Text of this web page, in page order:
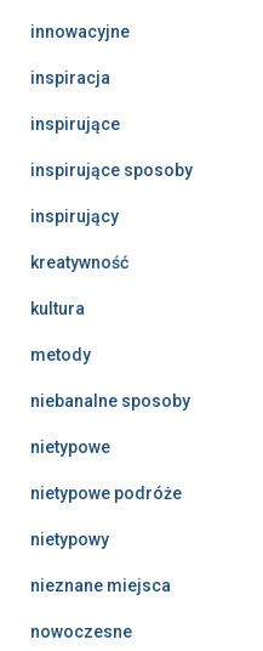
innowacyjne
inspiracja
inspirujące
inspirujące sposoby
inspirujący
kreatywność
kultura
metody
niebanalne sposoby
nietypowe
nietypowe podróże
nietypowy
nieznane miejsca
nowoczesne